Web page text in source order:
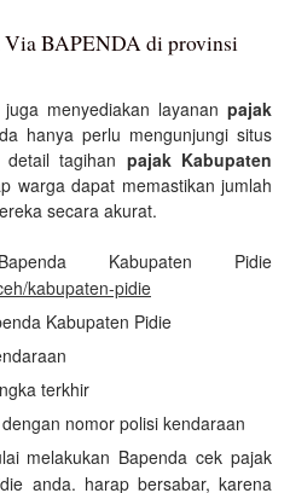
Via BAPENDA di provinsi
juga menyediakan layanan pajak
hanya perlu mengunjungi situs
tagihan pajak Kabupaten
warga dapat memastikan jumlah
secara akurat.
Kabupaten Pidie
kabupaten-pidie
Kabupaten Pidie
terkhir
nomor polisi kendaraan
melakukan Bapenda cek pajak
anda. harap bersabar, karena